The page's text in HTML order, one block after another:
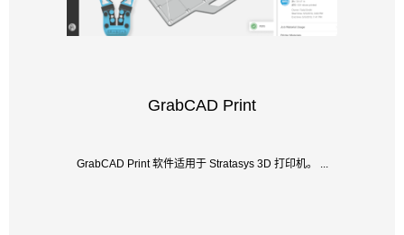
GrabCAD Print
GrabCAD Print 软件适用于 Stratasys 3D 打印机。 ...